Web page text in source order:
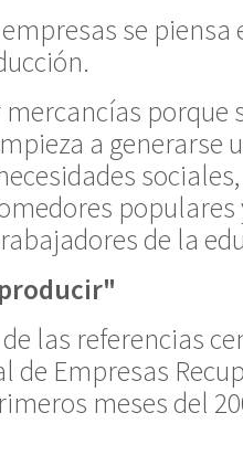
se
porque
a generarse
populares
de la
las referencias
Empresas
meses del